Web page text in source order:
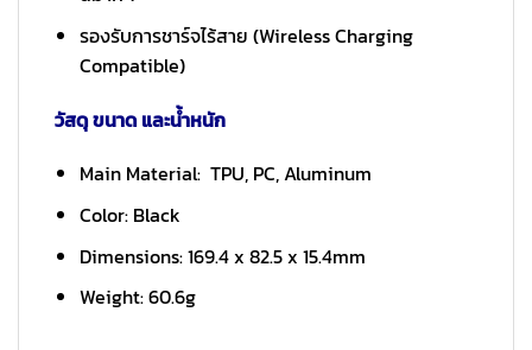
รองรับการชาร์จไร้สาย (Wireless Charging
Compatible)
วัสดุ ขนาด และน้ำหนัก
Main Material: TPU, PC, Aluminum
Color: Black
Dimensions: 169.4 x 82.5 x 15.4mm
Weight: 60.6g